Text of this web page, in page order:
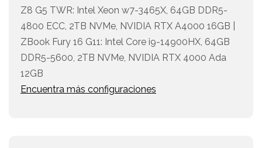
Z8 G5 TWR: Intel Xeon w7-3465X, 64GB DDR5-
4800 ECC, 2TB NVMe, NVIDIA RTX A4000 16GB |
ZBook Fury 16 G11: Intel Core i9-14900HX, 64GB
DDR5-5600, 2TB NVMe, NVIDIA RTX 4000 Ada
12GB
Encuentra más configuraciones